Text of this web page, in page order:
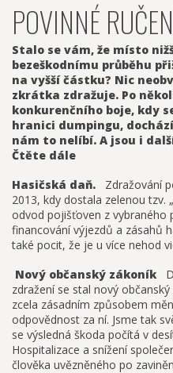
POVINNÉ
Stalo se vám, že místo
bezeškodnímu průběhu
na vyšší částku? Nic
zkrátka zdražuje. Po
konkurenčního boje, kdy
hranici dumpingu,
nám to nelíbí. A jsou i
Čtěte dále
Hasičská daň. Zdražování
2013, kdy dostala zelenou tzv.
odvod pojišťoven z vybraného
financování výjezdů a zásahů
také pocit, že je u více nehod
Nový občanský zákoník
zdražení se stal nový
zcela zásadním způsobem
odpovědnost za ní. Jsme tak
se výsledná škoda počítá v
Hospitalizace a snížení
člověka uvězněného po